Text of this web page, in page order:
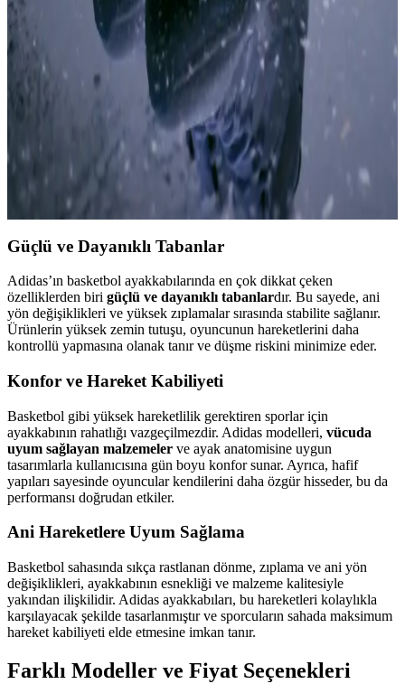
Konforun Mükemmel Buluşması
Air Jordan Mid 1 erkek modelleri, şık tasarımı ve yüksek konforuyla
spor ve günlük yaşamda tercih edilen ikonik ayakkabılardır.
Air Jordan 11 Retro: Spor ve Moda Tutkunlarının
Beğenisini Kazanan İkonik Ayakkabı Modeli
Air Jordan 11 Retro, şıklık ve performansı bir arada sunan ikonik
spor ayakkabısıdır. Modern tasarımı, dayanıklılığı ve konforuyla
hem sporcuların hem de moda severlerin favorisi.
Güçlü ve Dayanıklı Tabanlar
Adidas’ın basketbol ayakkabılarında en çok dikkat çeken
özelliklerden biri güçlü ve dayanıklı tabanlardır. Bu sayede, ani
yön değişiklikleri ve yüksek zıplamalar sırasında stabilite sağlanır.
Ürünlerin yüksek zemin tutuşu, oyuncunun hareketlerini daha
kontrollü yapmasına olanak tanır ve düşme riskini minimize eder.
Konfor ve Hareket Kabiliyeti
Basketbol gibi yüksek hareketlilik gerektiren sporlar için
ayakkabının rahatlığı vazgeçilmezdir. Adidas modelleri, vücuda
uyum sağlayan malzemeler ve ayak anatomisine uygun
tasarımlarla kullanıcısına gün boyu konfor sunar. Ayrıca, hafif
yapıları sayesinde oyuncular kendilerini daha özgür hisseder, bu da
performansı doğrudan etkiler.
Ani Hareketlere Uyum Sağlama
Basketbol sahasında sıkça rastlanan dönme, zıplama ve ani yön
değişiklikleri, ayakkabının esnekliği ve malzeme kalitesiyle
yakından ilişkilidir. Adidas ayakkabıları, bu hareketleri kolaylıkla
karşılayacak şekilde tasarlanmıştır ve sporcuların sahada maksimum
hareket kabiliyeti elde etmesine imkan tanır.
Farklı Modeller ve Fiyat Seçenekleri